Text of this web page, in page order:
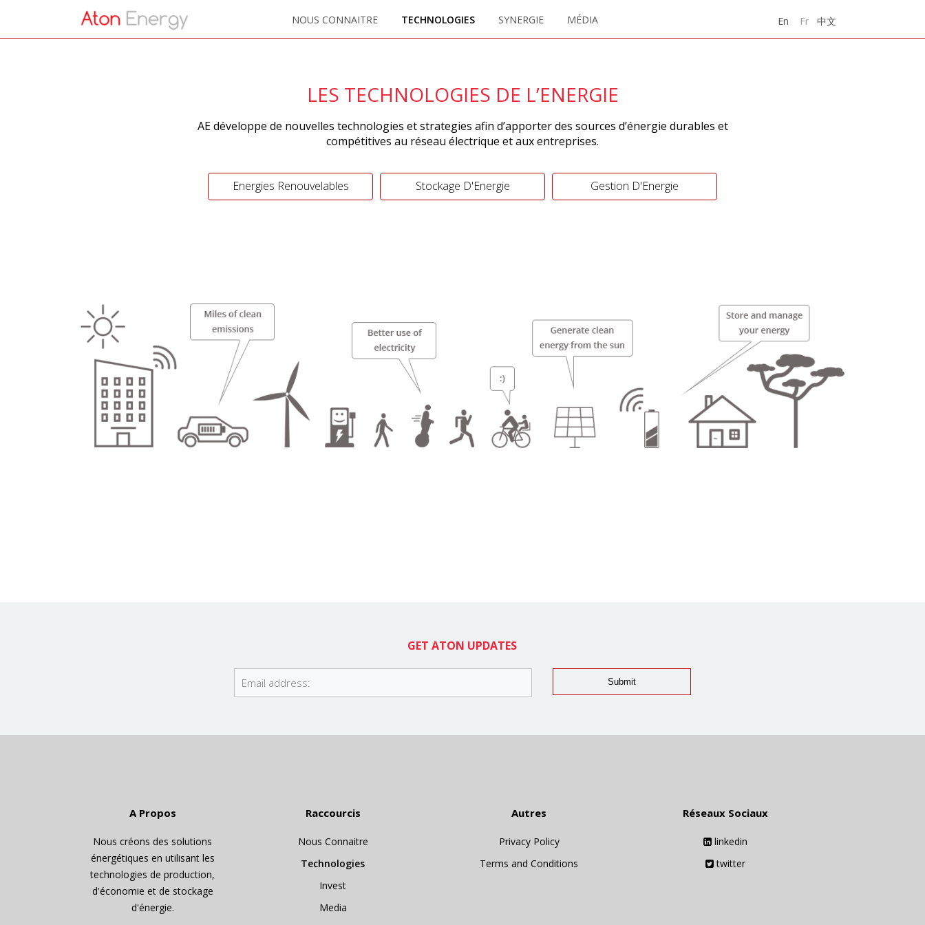
NOUS CONNAITRE TECHNOLOGIES SYNERGIE MÉDIA En Fr 中文
LES TECHNOLOGIES DE L’ENERGIE
AE développe de nouvelles technologies et strategies afin d’apporter des sources d’énergie durables et
compétitives au réseau électrique et aux entreprises.
Energies Renouvelables Stockage D'Energie Gestion D'Energie
GET ATON UPDATES
A Propos
Nous créons des solutions
énergétiques en utilisant les
technologies de production,
d'économie et de stockage
d'énergie.
Raccourcis
Nous Connaitre
Technologies
Invest
Media
Autres
Privacy Policy
Terms and Conditions
Réseaux Sociaux
linkedin
twitter